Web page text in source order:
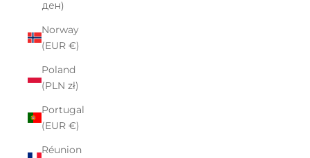
ден)
Norway
(EUR €)
Poland
(PLN zł)
Portugal
(EUR €)
Réunion